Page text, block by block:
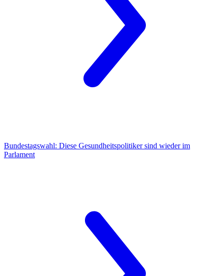
Bundestagswahl: Diese Gesundheitspolitiker sind wieder im
Parlament